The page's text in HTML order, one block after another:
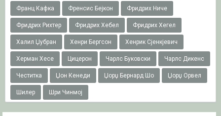
Франц Кафка Френсис Бејкон Фридрих Ниче
Фридрих Рихтер Фридрих Хебел Фридрих Хегел
Халил Џубран Хенри Бергсон Хенрик Сјенкјевич
Херман Хесе Цицерон Чарлс Буковски Чарлс Дикенс
Честитка Џон Кенеди Џорџ Бернард Шо Џорџ Орвел
Шилер Шри Чинмој